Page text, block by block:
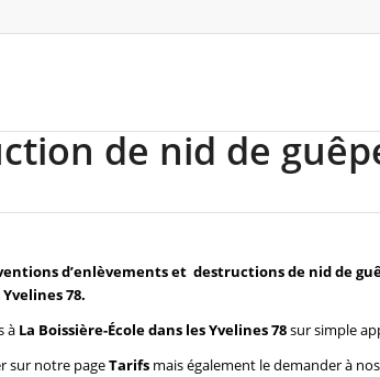
de nid de
d’enlèvements et destructions de nid de
78.
à La Boissière-École dans les Yvelines 78sur simple
sur notre pageTarifs mais également le demander à